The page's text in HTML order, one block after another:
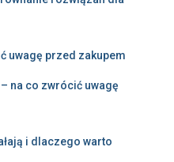
uwagę przed zakupem
na co zwrócić uwagę
i dlaczego warto